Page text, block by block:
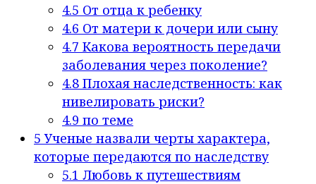
4.5 От отца к ребенку
4.6 От матери к дочери или сыну
4.7 Какова вероятность передачи
заболевания через поколение?
4.8 Плохая наследственность: как
нивелировать риски?
4.9 по теме
5 Ученые назвали черты характера,
которые передаются по наследству
5.1 Любовь к путешествиям